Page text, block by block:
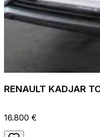
RENAULT KADJAR
16.800 €